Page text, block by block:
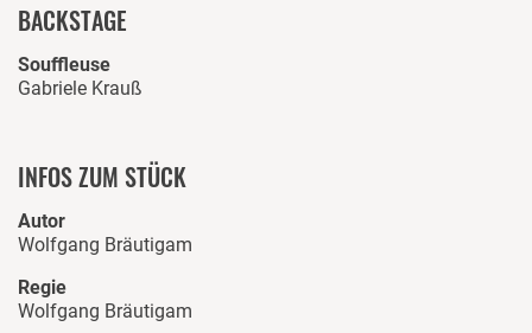
BACKSTAGE
Souffleuse
Gabriele Krauß
INFOS ZUM STÜCK
Autor
Wolfgang Bräutigam
Regie
Wolfgang Bräutigam